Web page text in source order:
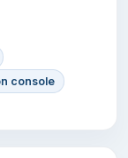
console